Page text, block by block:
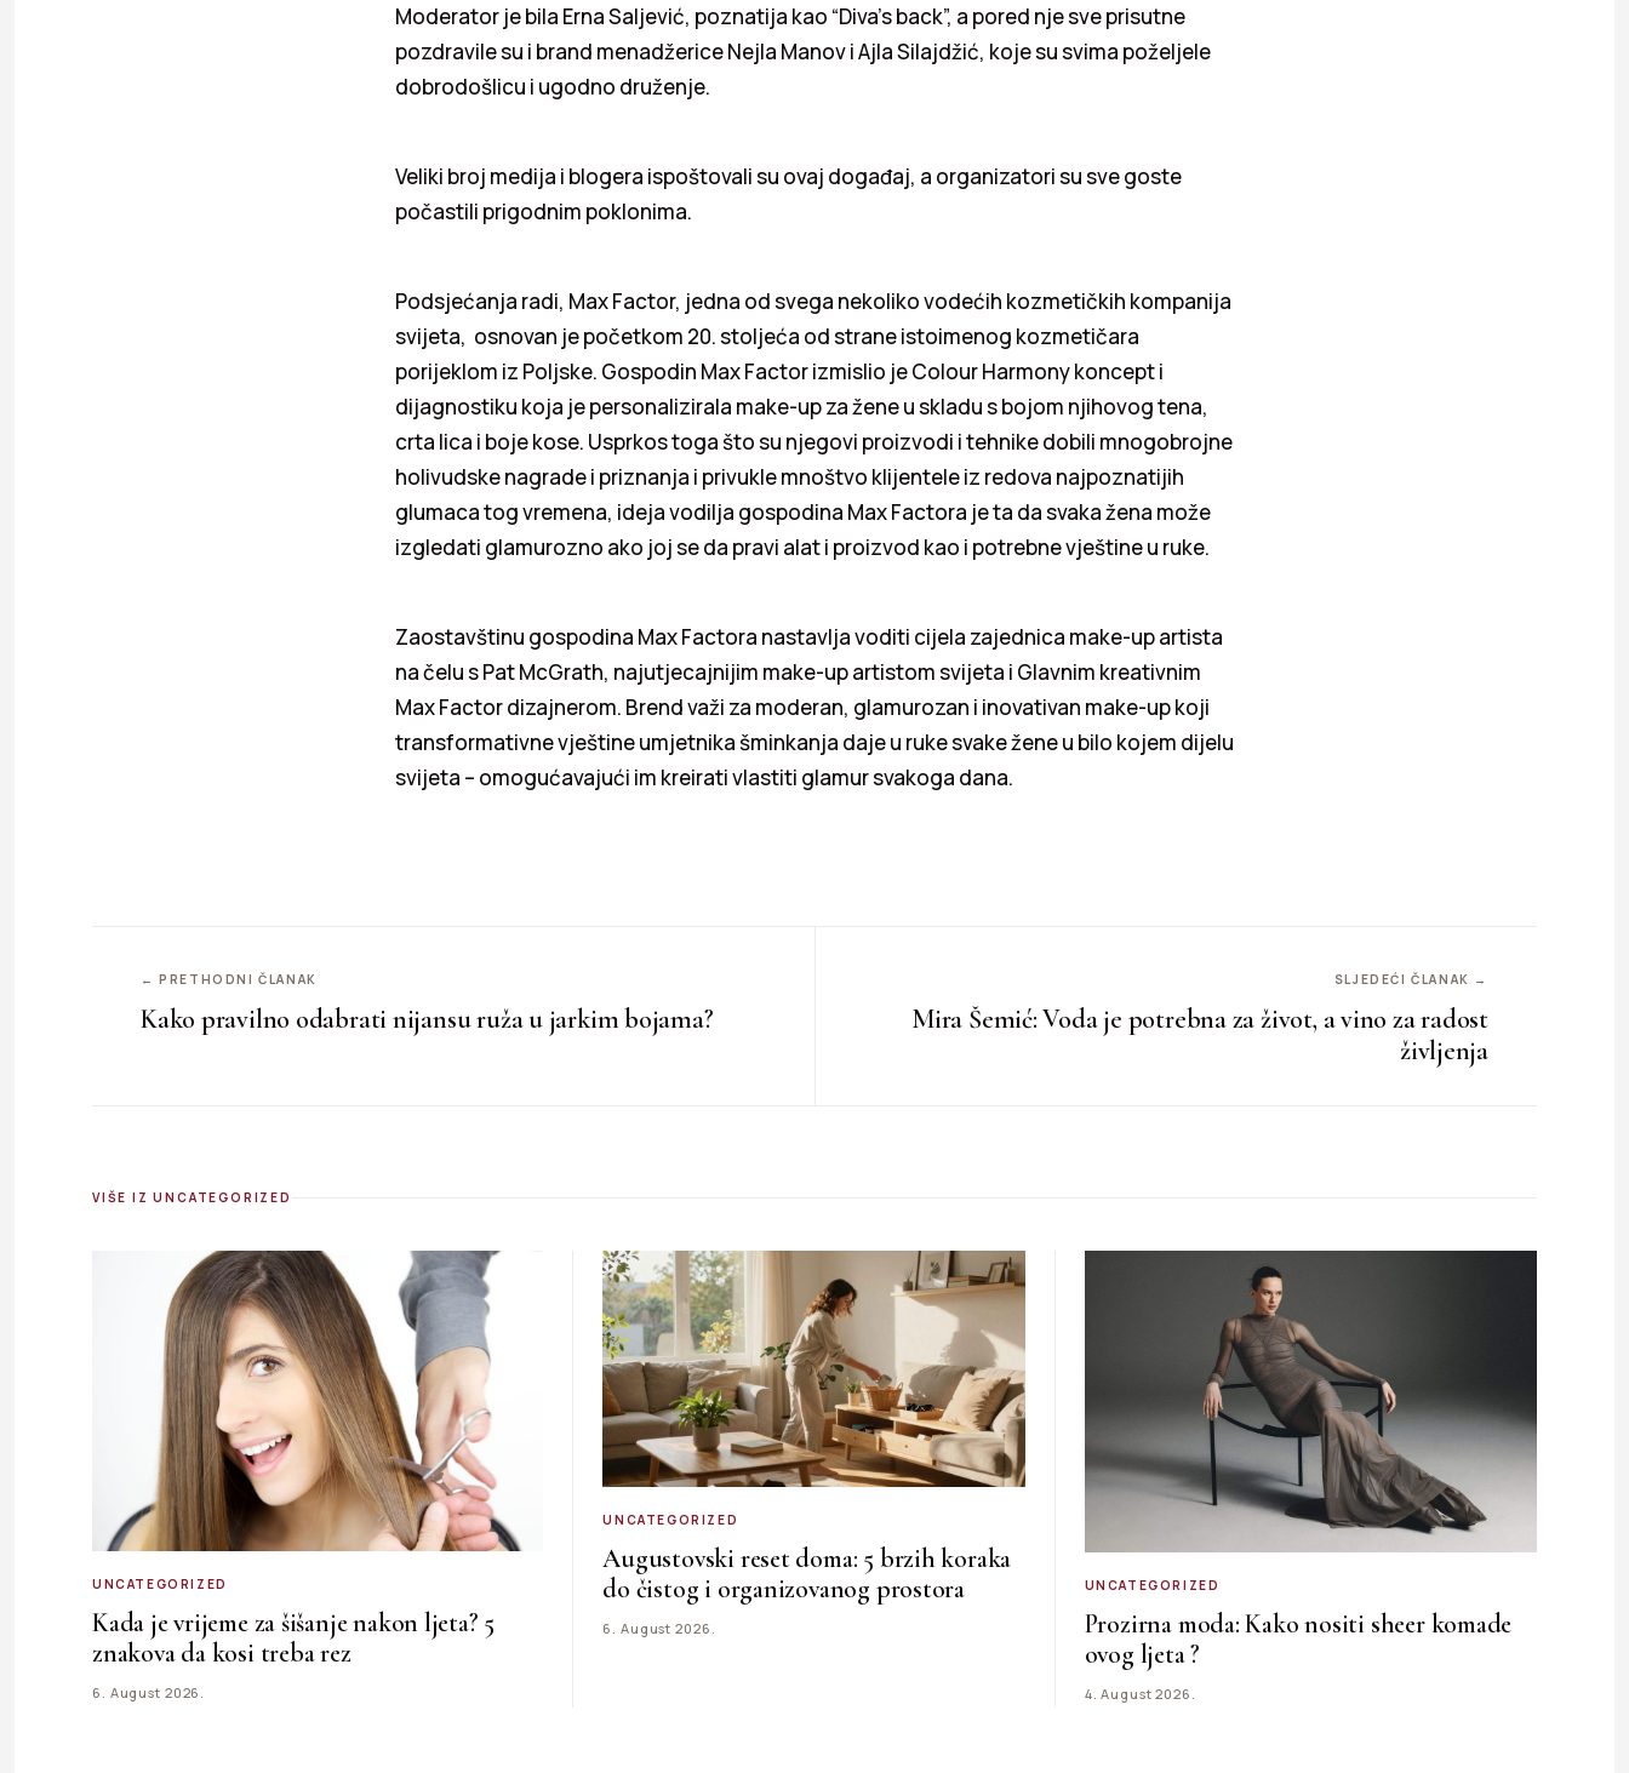
Moderator je bila Erna Saljević, poznatija kao “Diva’s back”, a pored nje sve prisutne
pozdravile su i brand menadžerice Nejla Manov i Ajla Silajdžić, koje su svima poželjele
dobrodošlicu i ugodno druženje.
Veliki broj medija i blogera ispoštovali su ovaj događaj, a organizatori su sve goste
počastili prigodnim poklonima.
Podsjećanja radi, Max Factor, jedna od svega nekoliko vodećih kozmetičkih kompanija
svijeta, osnovan je početkom 20. stoljeća od strane istoimenog kozmetičara
porijeklom iz Poljske. Gospodin Max Factor izmislio je Colour Harmony koncept i
dijagnostiku koja je personalizirala make-up za žene u skladu s bojom njihovog tena,
crta lica i boje kose. Usprkos toga što su njegovi proizvodi i tehnike dobili mnogobrojne
holivudske nagrade i priznanja i privukle mnoštvo klijentele iz redova najpoznatijih
glumaca tog vremena, ideja vodilja gospodina Max Factora je ta da svaka žena može
izgledati glamurozno ako joj se da pravi alat i proizvod kao i potrebne vještine u ruke.
Zaostavštinu gospodina Max Factora nastavlja voditi cijela zajednica make-up artista
na čelu s Pat McGrath, najutjecajnijim make-up artistom svijeta i Glavnim kreativnim
Max Factor dizajnerom. Brend važi za moderan, glamurozan i inovativan make-up koji
transformativne vještine umjetnika šminkanja daje u ruke svake žene u bilo kojem dijelu
svijeta – omogućavajući im kreirati vlastiti glamur svakoga dana.
← PRETHODNI ČLANAK
Kako pravilno odabrati nijansu ruža u jarkim bojama?
SLJEDEĆI ČLANAK →
Mira Šemić: Voda je potrebna za život, a vino za radost
življenja
VIŠE IZ UNCATEGORIZED
UNCATEGORIZED
Kada je vrijeme za šišanje nakon ljeta? 5
znakova da kosi treba rez
6. August 2026.
UNCATEGORIZED
Augustovski reset doma: 5 brzih koraka
do čistog i organizovanog prostora
6. August 2026.
UNCATEGORIZED
Prozirna moda: Kako nositi sheer komade
ovog ljeta ?
4. August 2026.